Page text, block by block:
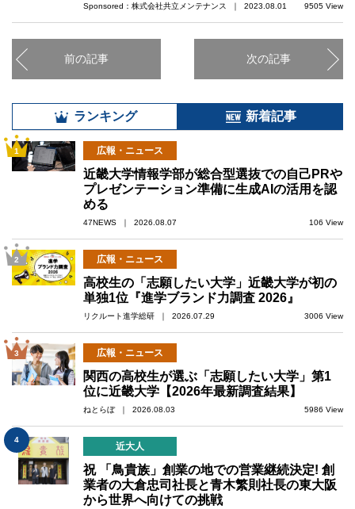
Sponsored：株式会社共立メンテナンス ｜ 2023.08.01 9505 View
前の記事 次の記事
ランキング 新着記事
1 広報・ニュース
近畿大学情報学部が総合型選抜での自己PRや
プレゼンテーション準備に生成AIの活用を認
める
47NEWS ｜ 2026.08.07 106 View
2 広報・ニュース
高校生の「志願したい大学」近畿大学が初の
単独1位『進学ブランド力調査 2026』
リクルート進学総研 ｜ 2026.07.29 3006 View
3 広報・ニュース
関西の高校生が選ぶ「志願したい大学」第1
位に近畿大学【2026年最新調査結果】
ねとらぼ ｜ 2026.08.03 5986 View
4
近大人
祝 「鳥貴族」創業の地での営業継続決定! 創
業者の大倉忠司社長と青木繁則社長の東大阪
から世界へ向けての挑戦